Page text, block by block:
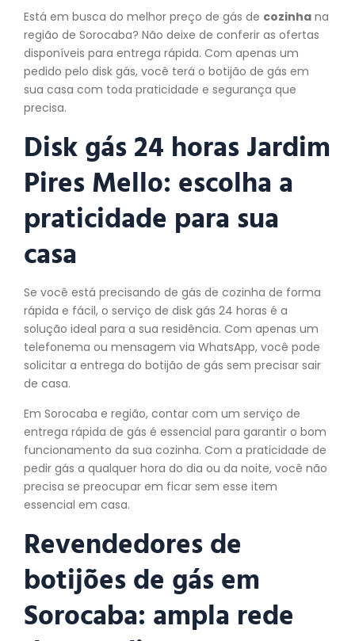
Está em busca do melhor preço de gás de cozinha na
região de Sorocaba? Não deixe de conferir as ofertas
disponíveis para entrega rápida. Com apenas um
pedido pelo disk gás, você terá o botijão de gás em
sua casa com toda praticidade e segurança que
precisa.
Disk gás 24 horas Jardim
Pires Mello: escolha a
praticidade para sua
casa
Se você está precisando de gás de cozinha de forma
rápida e fácil, o serviço de disk gás 24 horas é a
solução ideal para a sua residência. Com apenas um
telefonema ou mensagem via WhatsApp, você pode
solicitar a entrega do botijão de gás sem precisar sair
de casa.
Em Sorocaba e região, contar com um serviço de
entrega rápida de gás é essencial para garantir o bom
funcionamento da sua cozinha. Com a praticidade de
pedir gás a qualquer hora do dia ou da noite, você não
precisa se preocupar em ficar sem esse item
essencial em casa.
Revendedores de
botijões de gás em
Sorocaba: ampla rede